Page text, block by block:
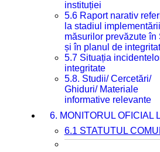
instituției
5.6 Raport narativ
la stadiul implementării
măsurilor prevăzute în
și în planul de
5.7 Situația
integritate
5.8. Studii/ Cercetări/
Ghiduri/ Materiale
informative relevante
6. MONITORUL OFICIAL
6.1 STATUTUL